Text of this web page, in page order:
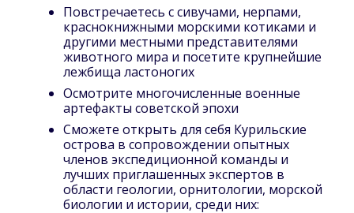
Повстречаетесь с сивучами, нерпами,
краснокнижными морскими котиками и
другими местными представителями
животного мира и посетите крупнейшие
лежбища ластоногих
Осмотрите многочисленные военные
артефакты советской эпохи
Сможете открыть для себя Курильские
острова в сопровождении опытных
членов экспедиционной команды и
лучших приглашенных экспертов в
области геологии, орнитологии, морской
биологии и истории, среди них: